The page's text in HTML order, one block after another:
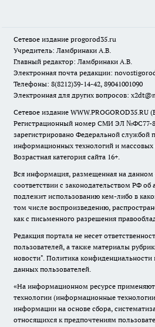
Сетевое издание progorod35.ru
Учредитель: Ламбринаки А.В.
Главный редактор: Ламбринаки А.В.
Электронная почта редакции:
Телефоны: 8(8212)39-14-42, 89041001090
Электронная для других вопросов:
Сетевое издание
Регистрационный номер СМИ ЭЛ №ФС77-
зарегистрировано Федеральной службой
информационных технологий и
Возрастная категория сайта 16+.
Вся информация, размещенная на данном
соответствии с законодательством РФ об
подлежит использованию кем-либо в
том числе воспроизведению,
как с письменного разрешения
Редакция портала не несет
пользователей, а также материалы
новости". Политика конфиденциальности
данных пользователей.
«На информационном ресурсе
технологии (информационные
информации на основе сбора,
относящихся к предпочтениям